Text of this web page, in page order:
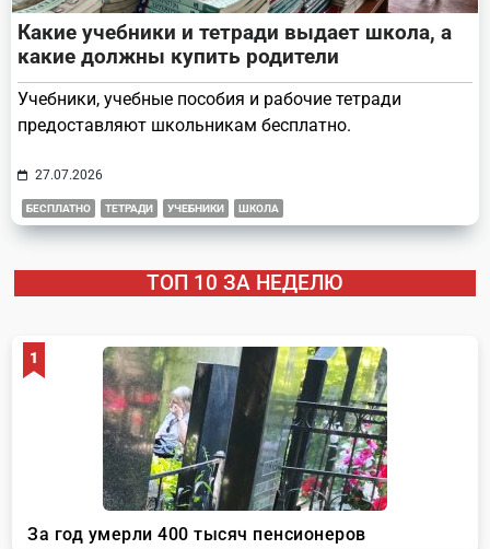
Какие учебники и тетради выдает школа, а
какие должны купить родители
Учебники, учебные пособия и рабочие тетради
предоставляют школьникам бесплатно.
27.07.2026
БЕСПЛАТНО ТЕТРАДИ УЧЕБНИКИ ШКОЛА
ТОП 10 ЗА НЕДЕЛЮ